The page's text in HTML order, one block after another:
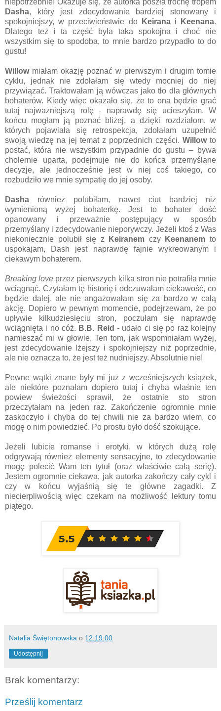
niepotrzebnie! Okazuje się, że autorka poszła trochę tropem
Dasha, który jest zdecydowanie bardziej stonowany i
spokojniejszy, w przeciwieństwie do
Keirana i Keenana.
Dlatego też i ta część była taka spokojna i choć nie
wszystkim się to spodoba, to mnie bardzo przypadło to do
gustu!
Willow miałam okazję poznać w pierwszym i drugim tomie
cyklu, jednak nie zdołałam się wtedy mocniej do niej
przywiązać. Traktowałam ją wówczas jako tło dla głównych
bohaterów. Kiedy więc okazało się, że to ona będzie grać
tutaj najważniejszą rolę - naprawdę się ucieszyłam. W
końcu mogłam ją poznać bliżej, a dzięki rozdziałom, w
których pojawiała się retrospekcja, zdołałam uzupełnić
swoją wiedzę na jej temat z poprzednich części. Willow to
postać, która nie wszystkim przypadnie do gustu – bywa
cholernie uparta, podejmuje nie do końca przemyślane
decyzje, ale jednocześnie jest w niej coś takiego, co
rozbudziło we mnie sympatię do jej osoby.
Dasha również polubiłam, nawet ciut bardziej niż
wymienioną wyżej bohaterkę. Jest to bohater dość
opanowany i przeważnie postępujący w sposób
przemyślany i zdecydowanie nieporywczy. Jeżeli ktoś z Was
niekoniecznie polubił się z
Keiranem czy Keenanemto
uspokajam, Dash jest naprawdę fajnie wykreowanym i
ciekawym bohaterem.
Breaking love przez pierwszych kilka stron nie potrafiła mnie
wciągnąć. Czytałam tę historię i odczuwałam ciekawość, co
będzie dalej, ale nie angażowałam się za bardzo w całą
akcję. Dopiero w pewnym momencie, podejrzewam, że po
upływie kilkudziesięciu stron, poczułam się naprawdę
wciągnięta i no cóż. B.B. Reid - udało ci się po raz kolejny
namieszać mi w głowie. Ten tom, jak wspomniałam wyżej,
jest zdecydowanie lżejszy i spokojniejszy niż poprzednie,
ale nie oznacza to, że jest też nudniejszy. Absolutnie nie!
Pewne wątki znane były mi już z wcześniejszych książek,
ale niektóre poznałam dopiero tutaj i chyba właśnie ten
powiew świeżości sprawił, że ostatnie sto stron
przeczytałam na jeden raz. Zakończenie ogromnie mnie
zaskoczyło i chyba do tej chwili nie za bardzo wiem, co
mogę o nim powiedzieć. Po prostu było dość szokujące.
Jeżeli lubicie romanse i erotyki, w których dużą rolę
odgrywają również elementy sensacyjne, to zdecydowanie
mogę polecić Wam ten tytuł (oraz właściwie całą serię).
Jestem ogromnie ciekawa, jak autorka zakończy cały cykl i
czy w końcu wyjaśnią się te główne zagadki. Z
niecierpliwością więc czekam na możliwość lektury tomu
piątego.
Natalia Świętonowska o 12:19:00
Udostępnij
Brak komentarzy:
Prześlij komentarz